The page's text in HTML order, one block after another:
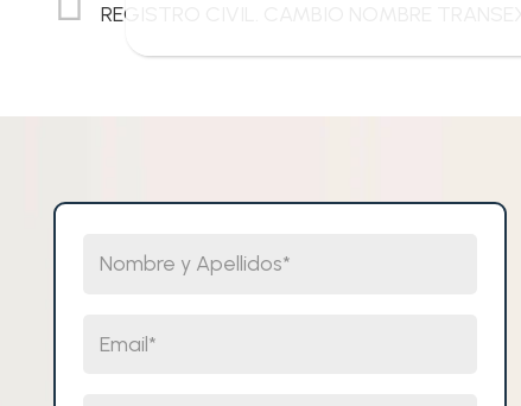
REGISTRO CIVIL. CAMBIO NOMBRE